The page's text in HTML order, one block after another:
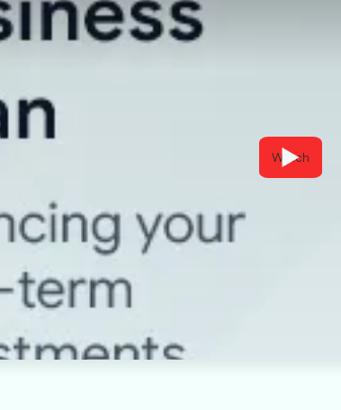
Watch